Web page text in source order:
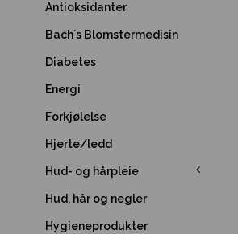
Antioksidanter
Bach´s Blomstermedisin
Diabetes
Energi
Forkjølelse
Hjerte/ledd
Hud- og hårpleie
Hud, hår og negler
Hygieneprodukter